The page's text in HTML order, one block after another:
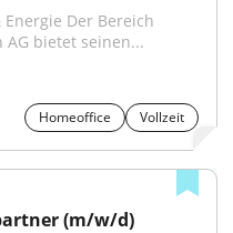
Energie Der Bereich
AG bietet seinen...
Homeoffice Vollzeit
(m/w/d)